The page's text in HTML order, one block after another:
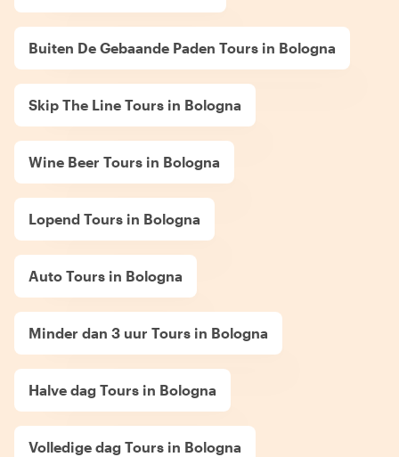
Buiten De Gebaande Paden Tours in Bologna
Skip The Line Tours in Bologna
Wine Beer Tours in Bologna
Lopend Tours in Bologna
Auto Tours in Bologna
Minder dan 3 uur Tours in Bologna
Halve dag Tours in Bologna
Volledige dag Tours in Bologna